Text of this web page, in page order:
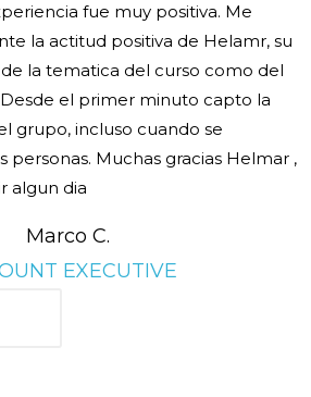
fue muy positiva. Me
la actitud positiva de Helamr, su
la tematica del curso como del
el primer minuto capto la
grupo, incluso cuando se
personas. Muchas gracias Helmar ,
algun dia
Marco C.
EXECUTIVE